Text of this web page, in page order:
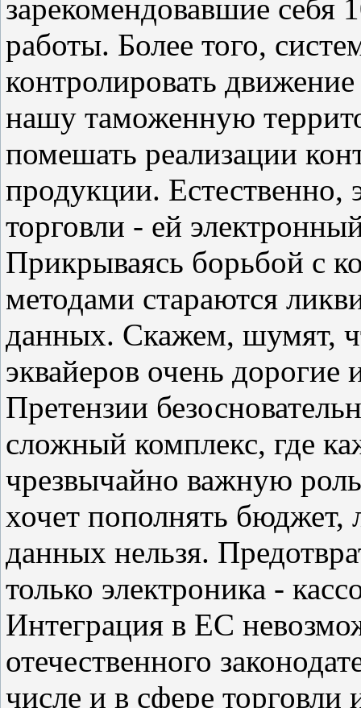
зарекомендовавшие себя
работы. Более того,
контролировать
нашу таможенную
помешать реализации
продукции. Естественно,
торговли - ей
Прикрываясь борьбой с
методами стараются
данных. Скажем, шумят,
эквайеров очень
Претензии
сложный комплекс, где
чрезвычайно важную
хочет пополнять бюджет,
данных нельзя.
только электроника -
Интеграция в ЕС
отечественного
числе и в сфере торговли